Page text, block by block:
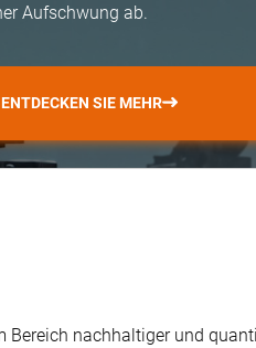
Aufschwung ab.
ENTDECKEN SIE MEHR
nachhaltiger und